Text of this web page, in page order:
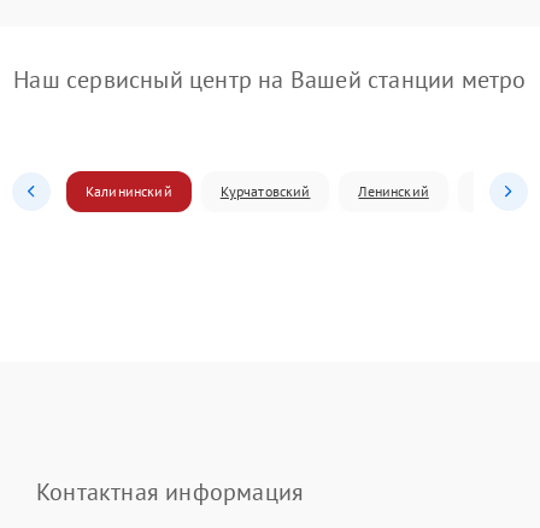
Наш сервисный центр на Вашей станции метро
Калининский Курчатовский Ленинский
Контактная информация